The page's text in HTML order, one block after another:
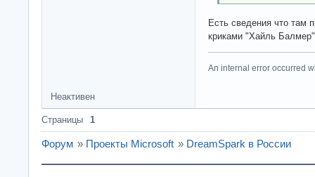
Есть сведения что там
криками "Хайль
An internal error occurred
Неактивен
Страницы 1
Форум » Проекты Microsoft » DreamSpark в России